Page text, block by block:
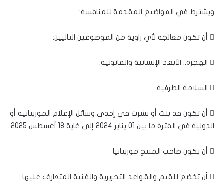
 أن تكون معالجة لأي زاوية من الموضوعين التاليين:
 الهجرة.. الأبعاد الإنسانية والقانونية.
 السلامة الطرقية.
 أن تكون قد بثت أو نشرت في إحدى وسائل الإعلام الموريتانية أو
الدولية في الفترة ما بين 01 يناير 2024 إلى غاية 18 أغسطس 2025.
 أن يكون صاحب المنتج موريتانيا
 أن تخضع للقيم والقواعد التحريرية والفنية المتعارف عليها